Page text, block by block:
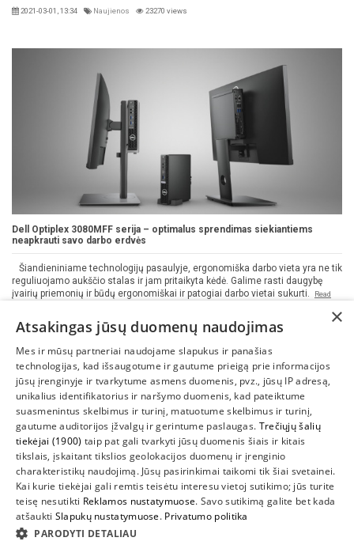
2021-03-01, 13:34 Naujienos 23270 views
Dell Optiplex 3080MFF serija – optimalus sprendimas siekiantiems
neapkrauti savo darbo erdvės
Šiandieniniame technologijų pasaulyje, ergonomiška darbo vieta yra ne tik
reguliuojamo aukščio stalas ir jam pritaikyta kėdė. Galime rasti daugybę
įvairių priemonių ir būdų ergonomiškai ir patogiai darbo vietai sukurti.
Read
2021-01-19, 17:08 Naujienos
INFORMACIJA
SUSIEKITE
×
Atsakingas jūsų duomenų naudojimas
Mes ir mūsų partneriai naudojame slapukus ir panašias
technologijas, kad išsaugotume ir gautume prieigą prie informacijos
jūsų įrenginyje ir tvarkytume asmens duomenis, pvz., jūsų IP adresą,
unikalius identifikatorius ir naršymo duomenis, kad pateiktume
suasmenintus skelbimus ir turinį, matuotume skelbimus ir turinį,
gautume auditorijos įžvalgų ir gerintume paslaugas. Trečiųjų šalių
tiekėjai (1900) taip pat gali tvarkyti jūsų duomenis šiais ir kitais
tikslais, įskaitant tikslios geolokacijos duomenų ir įrenginio
charakteristikų naudojimą. Jūsų pasirinkimai taikomi tik šiai svetainei.
Kai kurie tiekėjai gali remtis teisėtu interesu vietoj sutikimo; jūs turite
teisę nesutikti Reklamos nustatymuose. Savo sutikimą galite bet kada
atšaukti Slapukų nustatymuose. Privatumo politika
PARODYTI DETALIAU